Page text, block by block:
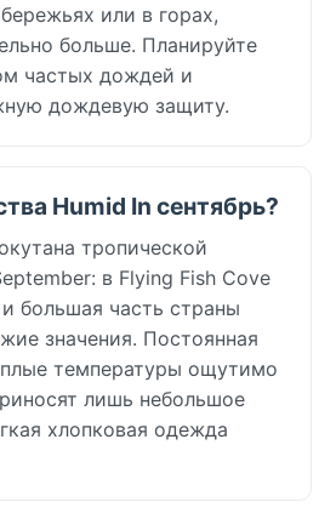
или в горах,
больше. Планируйте
частых дождей и
дождевую защиту.
Humid In сентябрь?
тропической
в Flying Fish Cove
большая часть страны
значения. Постоянная
температуры ощутимо
лишь небольшое
хлопковая одежда